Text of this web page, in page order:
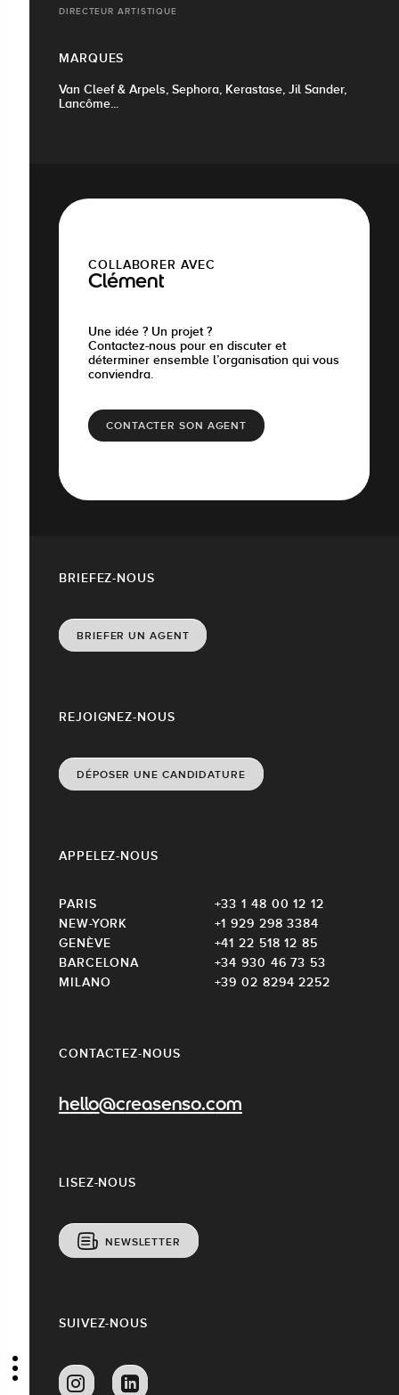
DIRECTEUR ARTISTIQUE
MARQUES
Van Cleef & Arpels, Sephora, Kerastase, Jil Sander,
Lancôme...
COLLABORER AVEC
Clément
Une idée ? Un projet ?
Contactez-nous pour en discuter et
déterminer ensemble l’organisation qui vous
conviendra.
CONTACTER SON AGENT
CONTACTEZ-NOUS
hello@creasenso.com
REJOIGNEZ-NOUS
DÉPOSER UNE CANDIDATURE
LISEZ-NOUS
NEWSLETTER
APPELEZ-NOUS
PARIS
+33 1 48 00 12 12
NEW-YORK
+1 929 298 3384
GENÈVE
+41 22 518 12 85
BARCELONA
+34 930 46 73 53
MILANO
+39 02 8294 2252
BRIEFEZ-NOUS
BRIEFER UN AGENT
SUIVEZ-NOUS